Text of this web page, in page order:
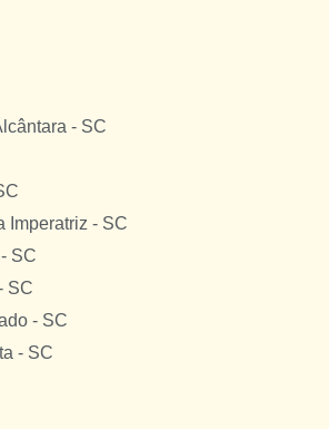
- SC
Imperatriz - SC
SC
SC
- SC
- SC